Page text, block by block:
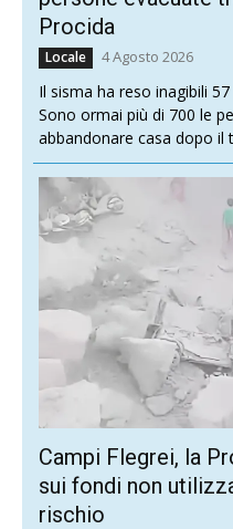
Procida
Locale 4 Agosto 2026
Il sisma ha reso inagibili
Sono ormai più di 700 le
abbandonare casa dopo il
Campi Flegrei, la
sui fondi non
rischio